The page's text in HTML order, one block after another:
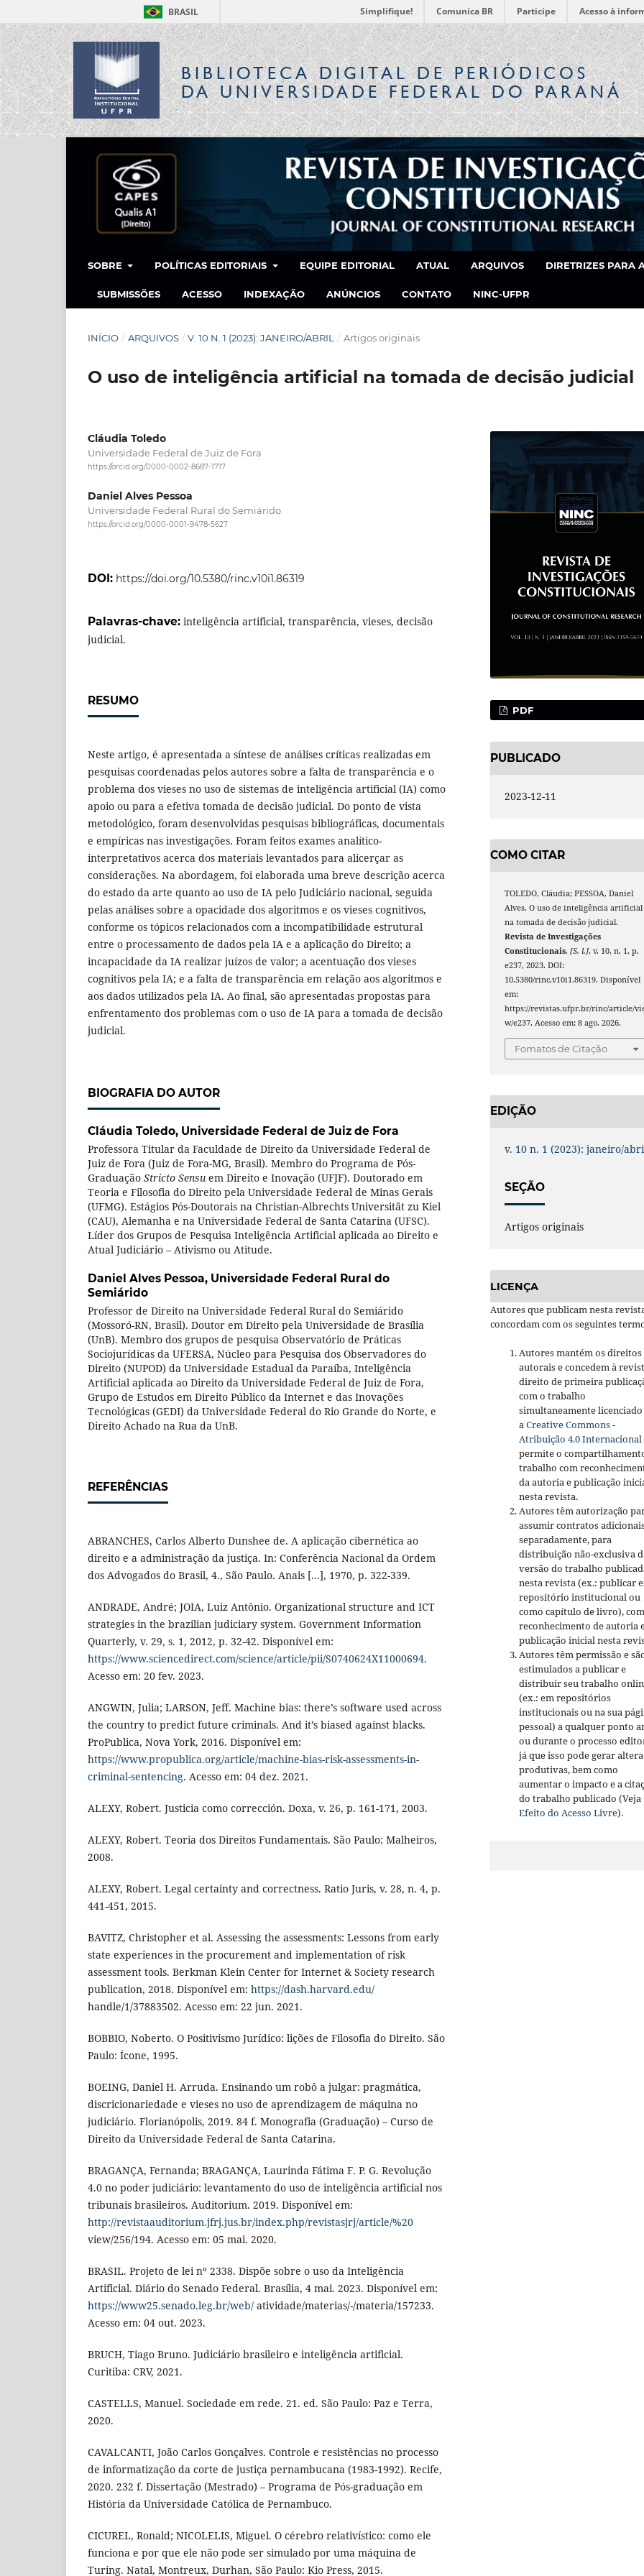
BRASIL Simplifique! Comunica BR Participe Acesso à
BIBLIOTECA DIGITALDE PERIÓDICOS
DA UNIVERSIDADE FEDERAL DO PARANÁ
SOBRE POLÍTICAS EDITORIAIS EQUIPE EDITORIAL ATUAL ARQUIVOS DIRETRIZES PARA
SUBMISSÕES ACESSO INDEXAÇÃO ANÚNCIOS CONTATO NINC-UFPR
INÍCIO / ARQUIVOS / V. 10 N. 1 (2023): JANEIRO/ABRIL / Artigos originais
O uso de inteligência artificial na tomada de decisão judicial
Cláudia Toledo
Universidade Federal de Juiz de Fora
https://orcid.org/0000-0002-8687-1717
Daniel Alves Pessoa
Universidade Federal Rural do Semiárido
https://orcid.org/0000-0001-9478-5627
DOI: https://doi.org/10.5380/rinc.v10i1.86319
Palavras-chave: inteligência artificial, transparência, vieses, decisão
judicial.
RESUMO
Neste artigo, é apresentada a síntese de análises críticas realizadas em
pesquisas coordenadas pelos autores sobre a falta de transparência e o
problema dos vieses no uso de sistemas de inteligência artificial (IA) como
apoio ou para a efetiva tomada de decisão judicial. Do ponto de vista
metodológico, foram desenvolvidas pesquisas bibliográficas, documentais
e empíricas nas investigações. Foram feitos exames analítico-
interpretativos acerca dos materiais levantados para alicerçar as
considerações. Na abordagem, foi elaborada uma breve descrição acerca
do estado da arte quanto ao uso de IA pelo Judiciário nacional, seguida
pelas análises sobre a opacidade dos algoritmos e os vieses cognitivos,
conforme os tópicos relacionados com a incompatibilidade estrutural
entre o processamento de dados pela IA e a aplicação do Direito; a
incapacidade da IA realizar juízos de valor; a acentuação dos vieses
cognitivos pela IA; e a falta de transparência em relação aos algoritmos e
aos dados utilizados pela IA. Ao final, são apresentadas propostas para
enfrentamento dos problemas com o uso de IA para a tomada de decisão
judicial.
BIOGRAFIA DO AUTOR
Cláudia Toledo, Universidade Federal de Juiz de Fora
Professora Titular da Faculdade de Direito da Universidade Federal de
Juiz de Fora (Juiz de Fora-MG, Brasil). Membro do Programa de Pós-
Graduação Stricto Sensu em Direito e Inovação (UFJF). Doutorado em
Teoria e Filosofia do Direito pela Universidade Federal de Minas Gerais
(UFMG). Estágios Pós-Doutorais na Christian-Albrechts Universität zu Kiel
(CAU), Alemanha e na Universidade Federal de Santa Catarina (UFSC).
Líder dos Grupos de Pesquisa Inteligência Artificial aplicada ao Direito e
Atual Judiciário – Ativismo ou Atitude.
Daniel Alves Pessoa, Universidade Federal Rural do
Semiárido
Professor de Direito na Universidade Federal Rural do Semiárido
(Mossoró-RN, Brasil). Doutor em Direito pela Universidade de Brasília
(UnB). Membro dos grupos de pesquisa Observatório de Práticas
Sociojurídicas da UFERSA, Núcleo para Pesquisa dos Observadores do
Direito (NUPOD) da Universidade Estadual da Paraíba, Inteligência
Artificial aplicada ao Direito da Universidade Federal de Juiz de Fora,
Grupo de Estudos em Direito Público da Internet e das Inovações
Tecnológicas (GEDI) da Universidade Federal do Rio Grande do Norte, e
Direito Achado na Rua da UnB.
REFERÊNCIAS
ABRANCHES, Carlos Alberto Dunshee de. A aplicação cibernética ao
direito e a administração da justiça. In: Conferência Nacional da Ordem
dos Advogados do Brasil, 4., São Paulo. Anais [...], 1970, p. 322-339.
ANDRADE, André; JOIA, Luiz Antônio. Organizational structure and ICT
strategies in the brazilian judiciary system. Government Information
Quarterly, v. 29, s. 1, 2012, p. 32-42. Disponível em:
https://www.sciencedirect.com/science/article/pii/S0740624X11000694.
Acesso em: 20 fev. 2023.
ANGWIN, Julia; LARSON, Jeff. Machine bias: there’s software used across
the country to predict future criminals. And it’s biased against blacks.
ProPublica, Nova York, 2016. Disponível em:
https://www.propublica.org/article/machine-bias-risk-assessments-in-
criminal-sentencing. Acesso em: 04 dez. 2021.
ALEXY, Robert. Justicia como corrección. Doxa, v. 26, p. 161-171, 2003.
ALEXY, Robert. Teoria dos Direitos Fundamentais. São Paulo: Malheiros,
2008.
ALEXY, Robert. Legal certainty and correctness. Ratio Juris, v. 28, n. 4, p.
441-451, 2015.
BAVITZ, Christopher et al. Assessing the assessments: Lessons from early
state experiences in the procurement and implementation of risk
assessment tools. Berkman Klein Center for Internet & Society research
publication, 2018. Disponível em: https://dash.harvard.edu/
handle/1/37883502. Acesso em: 22 jun. 2021.
BOBBIO, Noberto. O Positivismo Jurídico: lições de Filosofia do Direito. São
Paulo: Ícone, 1995.
BOEING, Daniel H. Arruda. Ensinando um robô a julgar: pragmática,
discricionariedade e vieses no uso de aprendizagem de máquina no
judiciário. Florianópolis, 2019. 84 f. Monografia (Graduação) – Curso de
Direito da Universidade Federal de Santa Catarina.
BRAGANÇA, Fernanda; BRAGANÇA, Laurinda Fátima F. P. G. Revolução
4.0 no poder judiciário: levantamento do uso de inteligência artificial nos
tribunais brasileiros. Auditorium. 2019. Disponível em:
http://revistaauditorium.jfrj.jus.br/index.php/revistasjrj/article/%20
view/256/194. Acesso em: 05 mai. 2020.
BRASIL. Projeto de lei nº 2338. Dispõe sobre o uso da Inteligência
Artificial. Diário do Senado Federal. Brasília, 4 mai. 2023. Disponível em:
https://www25.senado.leg.br/web/ atividade/materias/-/materia/157233.
Acesso em: 04 out. 2023.
BRUCH, Tiago Bruno. Judiciário brasileiro e inteligência artificial.
Curitiba: CRV, 2021.
CASTELLS, Manuel. Sociedade em rede. 21. ed. São Paulo: Paz e Terra,
2020.
CAVALCANTI, João Carlos Gonçalves. Controle e resistências no processo
de informatização da corte de justiça pernambucana (1983-1992). Recife,
2020. 232 f. Dissertação (Mestrado) – Programa de Pós-graduação em
História da Universidade Católica de Pernambuco.
CICUREL, Ronald; NICOLELIS, Miguel. O cérebro relativístico: como ele
funciona e por que ele não pode ser simulado por uma máquina de
Turing. Natal, Montreux, Durhan, São Paulo: Kio Press, 2015.
PDF
PUBLICADO
2023-12-11
COMO CITAR
TOLEDO, Cláudia; PESSOA, Daniel
Alves. O uso de inteligência artificial
na tomada de decisão judicial.
Revista de Investigações
Constitucionais,[S. l.], v. 10, n. 1, p.
e237, 2023. DOI:
10.5380/rinc.v10i1.86319. Disponível
em:
https://revistas.ufpr.br/rinc/article/
w/e237. Acesso em: 8 ago. 2026.
Fomatos de Citação
EDIÇÃO
v. 10 n. 1 (2023): janeiro/
SEÇÃO
Artigos originais
LICENÇA
Autores que publicam nesta
concordam com os seguintes
Autores mantém os direitos
autorais e concedem à
direito de primeira
com o trabalho
simultaneamente
aCreative Commons -
Atribuição 4.0 Internacional
permite o
trabalho com
da autoria e publicação
nesta revista.
Autores têm autorização
assumir contratos
separadamente, para
distribuição não-exclusiva
versão do trabalho
nesta revista (ex.: publicar
repositório institucional ou
como capítulo de livro), com
reconhecimento de autoria
publicação inicial nesta
Autores têm permissão e
estimulados a publicar e
distribuir seu trabalho
(ex.: em repositórios
institucionais ou na sua
pessoal) a qualquer ponto
ou durante o processo
já que isso pode gerar
produtivas, bem como
aumentar o impacto e a
do trabalho publicado (Veja
Efeito do Acesso Livre).